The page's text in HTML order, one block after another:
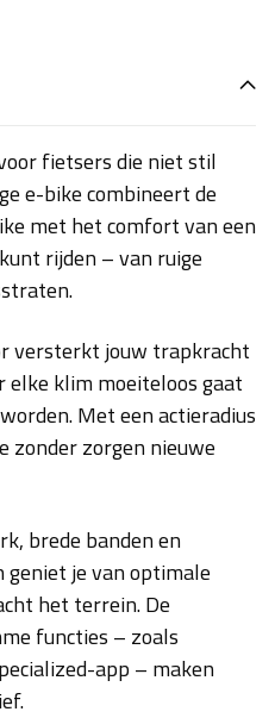
fietsers die niet stil
e-bike combineert de
met het comfort van een
rijden – van ruige
versterkt jouw trapkracht
klim moeiteloos gaat
Met een actieradius
zonder zorgen nieuwe
brede banden en
je van optimale
het terrein. De
functies – zoals
app – maken